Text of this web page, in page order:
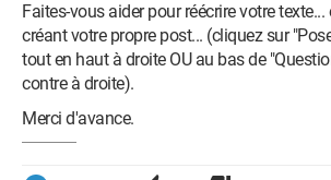
Faites-vous aider pour réécrire votre texte...
créant votre propre post... (cliquez sur
tout en haut à droite OU au bas de
contre à droite).
Merci d'avance.